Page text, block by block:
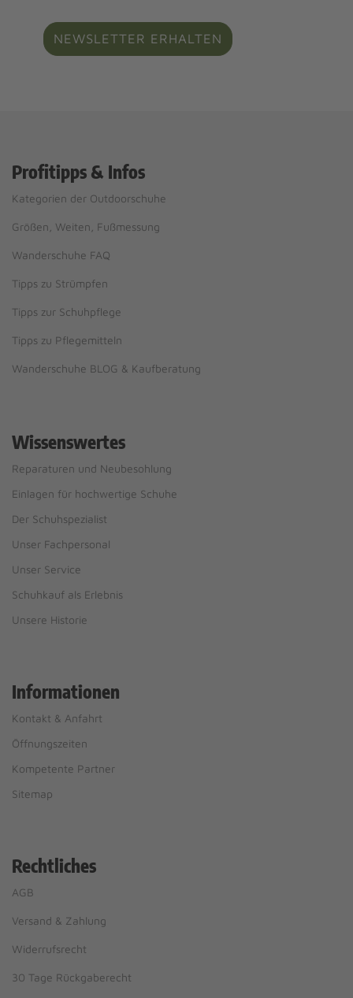
NEWSLETTER ERHALTEN
Profitipps & Infos
Kategorien der Outdoorschuhe
Größen, Weiten, Fußmessung
Wanderschuhe FAQ
Tipps zu Strümpfen
Tipps zur Schuhpflege
Tipps zu Pflegemitteln
Wanderschuhe BLOG & Kaufberatung
Wissenswertes
Reparaturen und Neubesohlung
Einlagen für hochwertige Schuhe
Der Schuhspezialist
Unser Fachpersonal
Unser Service
Schuhkauf als Erlebnis
Unsere Historie
Informationen
Kontakt & Anfahrt
Öffnungszeiten
Kompetente Partner
Sitemap
Rechtliches
AGB
Versand & Zahlung
Widerrufsrecht
30 Tage Rückgaberecht